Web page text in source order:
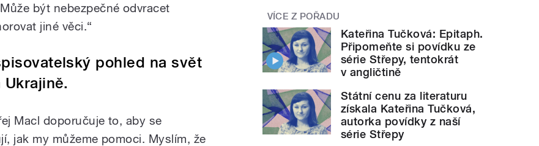
být nebezpečné odvracet
jiné věci.“
pohled na svět
Macl doporučuje to, aby se
jak my můžeme pomoci. Myslím, že
VÍCE Z POŘADU
Kateřina Tučková: Epitaph.
Připomeňte si povídku ze
série Střepy, tentokrát
v angličtině
Státní cenu za literaturu
získala Kateřina Tučková,
autorka povídky z naší
série Střepy